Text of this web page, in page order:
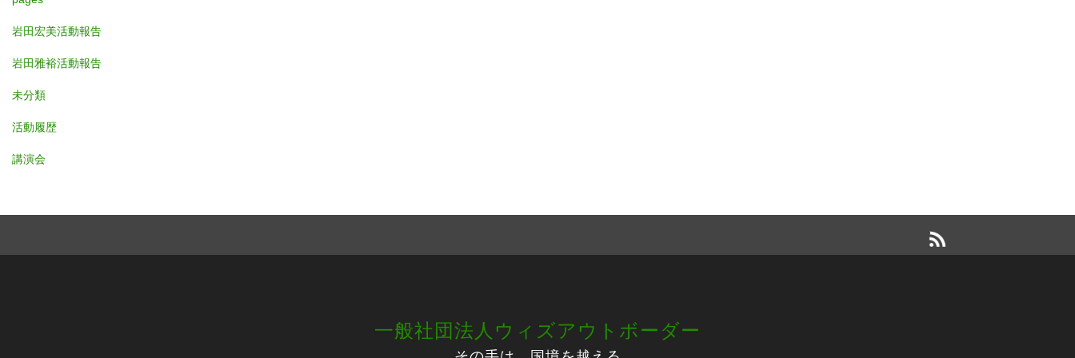
岩田宏美活動報告
岩田雅裕活動報告
未分類
活動履歴
講演会
一般社団法人ウィズアウトボーダー